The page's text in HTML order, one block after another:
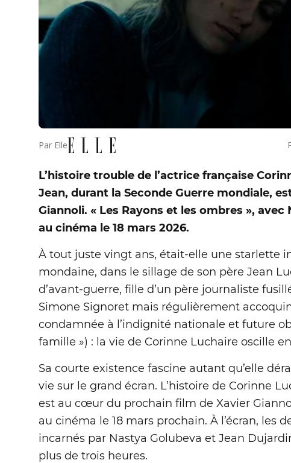
Par Elle
L’histoire trouble de l’actrice française
Jean, durant la Seconde Guerre mondiale,
Giannoli. « Les Rayons et les ombres »,
au cinéma le 18 mars 2026.
À tout juste vingt ans, était-elle une starlette
mondaine, dans le sillage de son père Jean
d’avant-guerre, fille d’un père journaliste
Simone Signoret mais régulièrement
condamnée à l’indignité nationale et future
famille ») : la vie de Corinne Luchaire oscille
Sa courte existence fascine autant qu’elle
vie sur le grand écran. L’histoire de Corinne
est au cœur du prochain film de Xavier
au cinéma le 18 mars prochain. À l’écran, les
incarnés par Nastya Golubeva et Jean
plus de trois heures.